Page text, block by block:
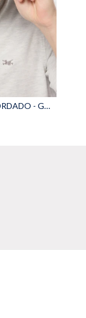
GORRO VISERA DE LONA BORDADO - Gris